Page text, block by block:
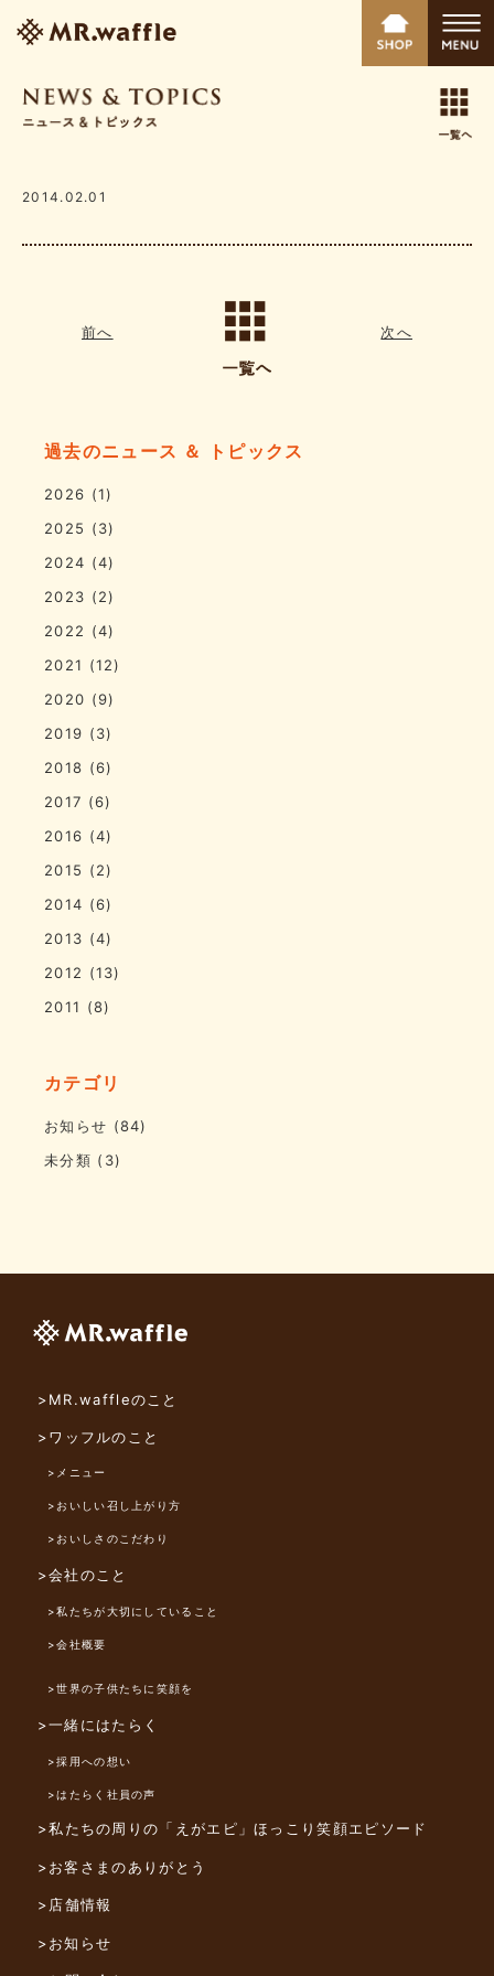
2014.02.01
前へ 次へ
過去のニュース ＆ トピックス
2026 (1)
2025 (3)
2024 (4)
2023 (2)
2022 (4)
2021 (12)
2020 (9)
2019 (3)
2018 (6)
2017 (6)
2016 (4)
2015 (2)
2014 (6)
2013 (4)
2012 (13)
2011 (8)
カテゴリ
お知らせ (84)
未分類 (3)
>MR.waffleのこと
>ワッフルのこと
>メニュー
>おいしい召し上がり方
>おいしさのこだわり
>会社のこと
>私たちが大切にしていること
>会社概要
>世界の子供たちに笑顔を
>一緒にはたらく
>採用への想い
>はたらく社員の声
>私たちの周りの「えがエピ」ほっこり笑顔エピソード
>お客さまのありがとう
>店舗情報
>お知らせ